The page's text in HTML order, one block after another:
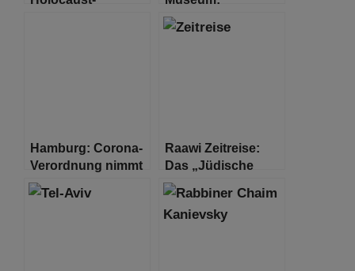
Holocaust-Opfer
Trend auf TikTok
Hamburg: Corona-
Verordnung nimmt
neue Regelungen
für tradierte
Raawi Zeitreise:
Das „Jüdische
Nachrichtenblatt“
von Shanghai